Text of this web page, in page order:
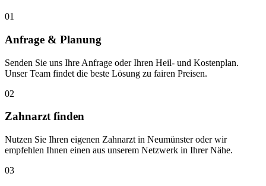
01
Anfrage & Planung
Senden Sie uns Ihre Anfrage oder Ihren Heil- und Kostenplan.
Unser Team findet die beste Lösung zu fairen Preisen.
02
Zahnarzt finden
Nutzen Sie Ihren eigenen Zahnarzt in Neumünster oder wir
empfehlen Ihnen einen aus unserem Netzwerk in Ihrer Nähe.
03